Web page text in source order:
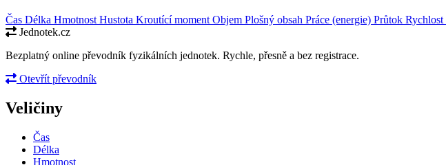
Čas Délka Hmotnost Hustota Kroutící moment Objem Plošný obsah Práce (energie) Průtok Rychlost
Jednotek.cz
Bezplatný online převodník fyzikálních jednotek. Rychle, přesně a bez registrace.
Otevřít převodník
Veličiny
Čas
Délka
Hmotnost